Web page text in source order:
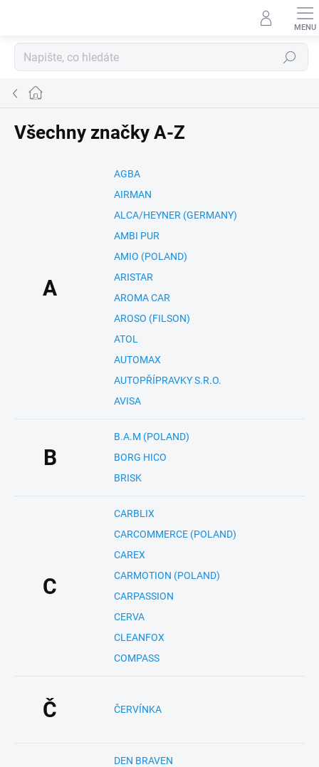
Hledat
Domů
Všechny značky A-Z
A
AGBA
AIRMAN
ALCA/HEYNER (GERMANY)
AMBI PUR
AMIO (POLAND)
ARISTAR
AROMA CAR
AROSO (FILSON)
ATOL
AUTOMAX
AUTOPŘÍPRAVKY S.R.O.
AVISA
B
B.A.M (POLAND)
BORG HICO
BRISK
C
CARBLIX
CARCOMMERCE (POLAND)
CAREX
CARMOTION (POLAND)
CARPASSION
CERVA
CLEANFOX
COMPASS
Č ČERVÍNKA
DEN BRAVEN